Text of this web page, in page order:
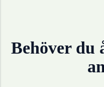
Behöver du